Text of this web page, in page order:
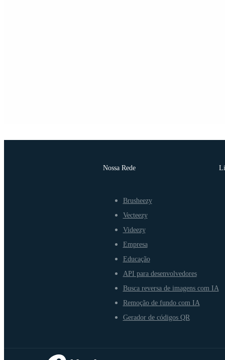
Nossa Rede
Brusheezy
Vecteezy
Videezy
Empresa
Educação
API para desenvolvedores
Busca reversa de imagens com IA
Remoção de fundo com IA
Gerador de códigos QR